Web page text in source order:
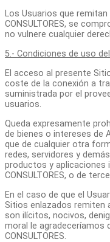
Los Usuarios que
CONSULTORES, se
no vulnere cualquier
5.- Condiciones de uso
El acceso al presente
coste de la conexión a
suministrada por el
usuarios.
Queda expresamente
de bienes o intereses de
que de cualquier otra
redes, servidores y
productos y aplicaciones
CONSULTORES, o de
En el caso de que el
Sitios enlazados remiten
son ilícitos, nocivos,
moral le agradeceríamos
CONSULTORES.